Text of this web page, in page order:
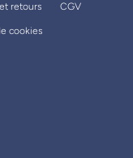
retours CGV
cookies